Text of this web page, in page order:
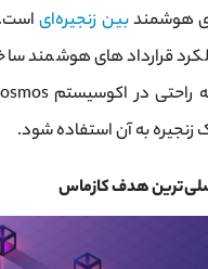
هوشمندبین زنجیره‌ایاست.
قراردادهای هوشمند
زنجیره به آن استفاده شود.
هدف کازماس